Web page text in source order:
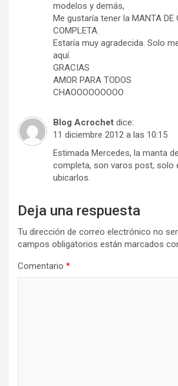
modelos y demás,
Me gustaría tener la MANTA DE
COMPLETA.
Estaría muy agradecida. Solo
aquí.
GRACIAS
AMOR PARA TODOS
CHAOOOOOOOOO
Blog Acrochet dice:
11 diciembre 2012 a las 10:15
Estimada Mercedes, la manta
completa, son varos post, solo
ubicarlos.
Deja una respuesta
Tu dirección de correo electrónico no
campos obligatorios están marcados
Comentario *